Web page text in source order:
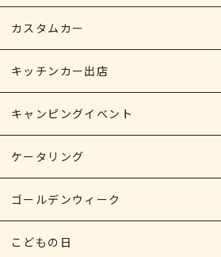
カスタムカー
キッチンカー出店
キャンピングイベント
ケータリング
ゴールデンウィーク
こどもの日